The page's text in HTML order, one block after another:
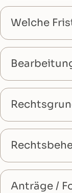
Welche
Anträge /